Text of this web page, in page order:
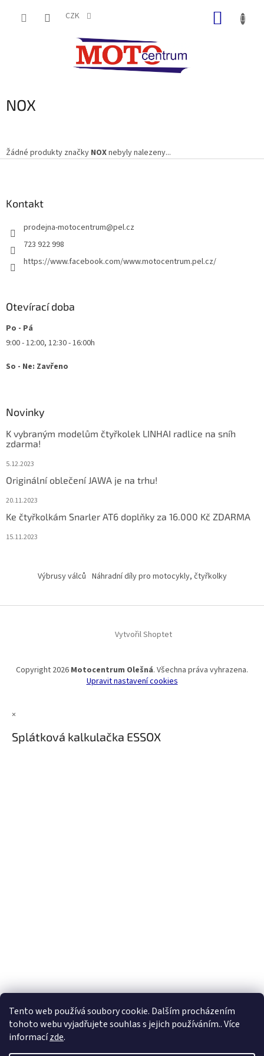
Tento web používá soubory cookie. Dalším procházením
tohoto webu vyjadřujete souhlas s jejich používáním.. Více
informacízde.
🏝️ Dovolená: 🏝️ 27.7.2026 do 9.8.2026 - bude
probíhat dovolená. Celá firma bude uzavřená!
CZK
NOX
Žádné produkty značky NOXnebyly nalezeny...
Kontakt
prodejna-motocentrum@pel.cz
723 922 998
https://www.facebook.com/www.motocentrum.pel.cz/
Otevírací doba
Po - Pá
9:00 - 12:00, 12:30 - 16:00h
So - Ne: Zavřeno
Novinky
K vybraným modelům čtyřkolek LINHAI radlice na sníh
zdarma!
5.12.2023
Originální oblečení JAWA je na trhu!
20.11.2023
Ke čtyřkolkám Snarler AT6 doplňky za 16.000 Kč ZDARMA
15.11.2023
Výbrusy válců Náhradní díly pro motocykly, čtyřkolky
Vytvořil Shoptet
Copyright 2026 Motocentrum Olešná. Všechna práva vyhrazena.
Upravit nastavení cookies
×
Splátková kalkulačka ESSOX